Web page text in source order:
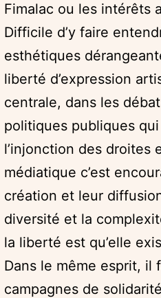
Fimalac ou les intérêts
Difficile d’y faire
esthétiques
liberté d’expression
centrale, dans les
politiques publiques
l’injonction des droites
médiatique c’est
création et leur
diversité et la
la liberté est qu’elle
Dans le même esprit, il
campagnes de